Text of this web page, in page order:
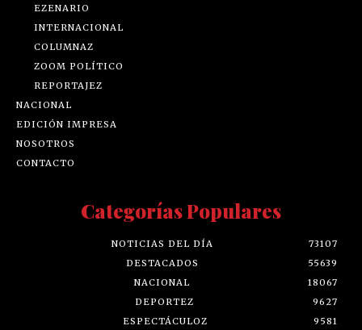
EZENARIO
INTERNACIONAL
COLUMNAZ
ZOOM POLÍTICO
REPORTAJEZ
NACIONAL
EDICIÓN IMPRESA
NOSOTROS
CONTACTO
Categorías Populares
NOTICIAS DEL DÍA
73107
DESTACADOS
55639
NACIONAL
18067
DEPORTEZ
9627
ESPECTÁCULOZ
9581